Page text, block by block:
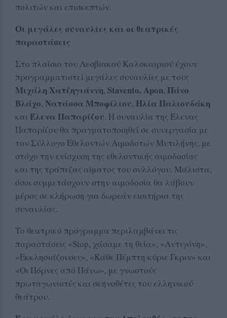
πολιτών και επισκεπτών.
Οι μεγάλες συναυλίες και οι θεατρικές
παραστάσεις
Στο πλαίσιο του Λεσβιακού Καλοκαιριού έχουν
προγραμματιστεί μεγάλες συναυλίες με τους
Μιχάλη Χατζηγιάννη, Stavento, Apon, Πάνο
Βλάχο, Νατάσσα Μποφίλιου, Ηλία Παλιουδάκη
και Έλενα Παπαρίζου. Η συναυλία της Έλενας
Παπαρίζου θα πραγματοποιηθεί σε συνεργασία με
τον Σύλλογο Εθελοντών Αιμοδοτών Μυτιλήνης, με
στόχο την ενίσχυση της εθελοντικής αιμοδοσίας
και της τράπεζας αίματος του συλλόγου. Μάλιστα,
όσοι συμμετάσχουν στην αιμοδοσία θα λάβουν
μέρος σε κλήρωση για δωρεάν εισιτήρια της
συναυλίας.
Το θεατρικό πρόγραμμα περιλαμβάνει τις
παραστάσεις «Stop, χάσαμε τη θεία», «Αντιγόνη»,
«Εκκλησιάζουσες», «Κάθε Πέμπτη κύριε Γκριν» και
«Οι Πόρνες από Πάνω», με γνωστούς
πρωταγωνιστές και σκηνοθέτες του ελληνικού
θεάτρου.